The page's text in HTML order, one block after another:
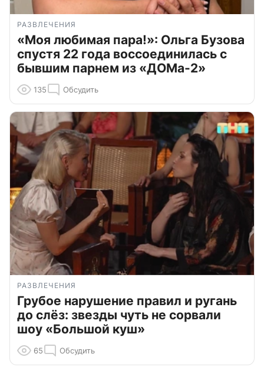
РАЗВЛЕЧЕНИЯ
«Моя любимая пара!»: Ольга Бузова
спустя 22 года воссоединилась с
бывшим парнем из «ДОМа-2»
135 Обсудить
РАЗВЛЕЧЕНИЯ
Грубое нарушение правил и ругань
до слёз: звезды чуть не сорвали
шоу «Большой куш»
65 Обсудить